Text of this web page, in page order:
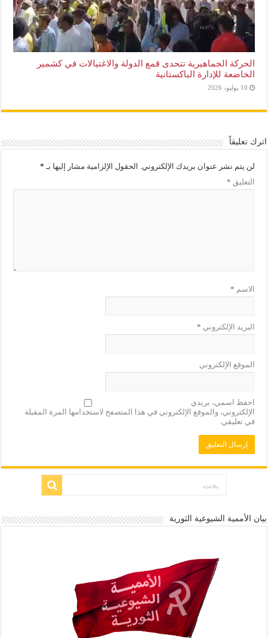
الحركة الجماهيرية تتحدى قمع الدولة والاغتيالات في كشمير
الخاضعة للإدارة الباكستانية
10 يوليو، 2026
اترك تعليقاً
لن يتم نشر عنوان بريدك الإلكتروني. الحقول الإلزامية مشار إليها بـ *
التعليق *
الاسم *
البريد الإلكتروني *
الموقع الإلكتروني
احفظ اسمي، بريدي
الإلكتروني، والموقع الإلكتروني في هذا المتصفح لاستخدامها المرة المقبلة
في تعليقي.
بيان الأممية الشيوعية الثورية